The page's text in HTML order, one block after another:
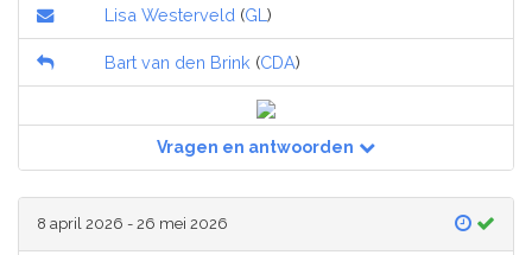
Lisa Westerveld (GL )
Bart van den Brink (CDA)
Vragen en antwoorden
8 april 2026 - 26 mei 2026